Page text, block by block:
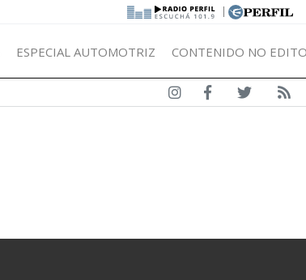
|
ESPECIAL AUTOMOTRIZ CONTENIDO NO